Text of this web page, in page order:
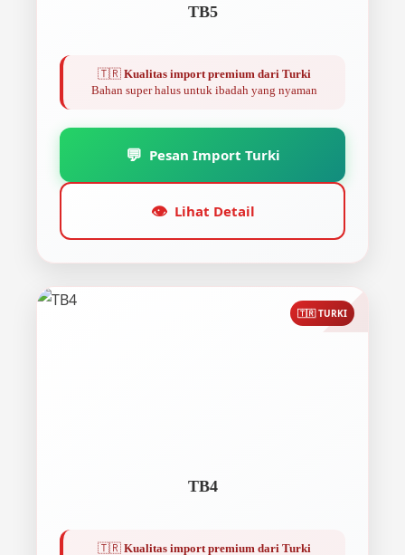
TB5
🇹🇷 Kualitas import premium dari Turki
Bahan super halus untuk ibadah yang nyaman
💬 Pesan Import Turki
👁️ Lihat Detail
🇹🇷 TURKI
TB4
🇹🇷 Kualitas import premium dari Turki